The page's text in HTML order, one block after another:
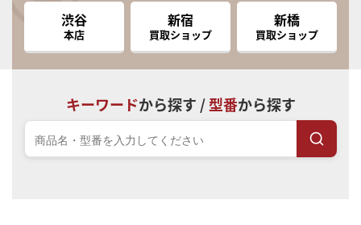
渋谷
本店
新宿
買取ショップ
新橋
買取ショップ
キーワードから探す /型番から探す